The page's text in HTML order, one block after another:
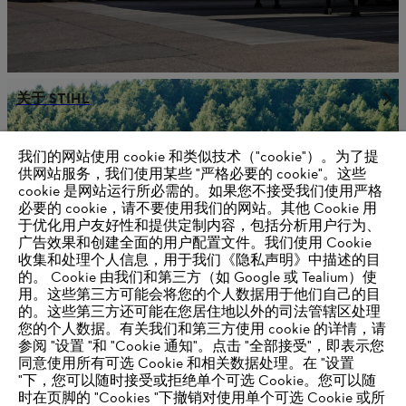
关于 STIHL
供应商信息
产品
联系方式
职业生涯
举报系统
我们的网站使用 cookie 和类似技术（"cookie"）。为了提
供网站服务，我们使用某些 "严格必要的 cookie"。这些
cookie 是网站运行所必需的。如果您不接受我们使用严格
必要的 cookie，请不要使用我们的网站。其他 Cookie 用
于优化用户友好性和提供定制内容，包括分析用户行为、
广告效果和创建全面的用户配置文件。我们使用 Cookie
收集和处理个人信息，用于我们《隐私声明》中描述的目
的。 Cookie 由我们和第三方（如 Google 或 Tealium）使
用。这些第三方可能会将您的个人数据用于他们自己的目
的。这些第三方还可能在您居住地以外的司法管辖区处理
您的个人数据。有关我们和第三方使用 cookie 的详情，请
参阅 "设置 "和 "Cookie 通知"。点击 "全部接受"，即表示您
同意使用所有可选 Cookie 和相关数据处理。在 "设置
"下，您可以随时接受或拒绝单个可选 Cookie。您可以随
时在页脚的 "Cookies "下撤销对使用单个可选 Cookie 或所